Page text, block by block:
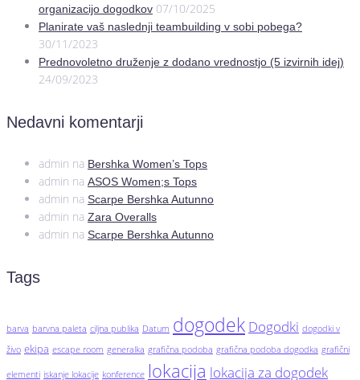
organizacijo dogodkov 07/10/2025
Planirate vaš naslednji teambuilding v sobi pobega?
30/11/2023
Prednovoletno druženje z dodano vrednostjo (5 izvirnih idej)
24/09/2023
Nedavni komentarji
admin na Bershka Women’s Tops
admin na ASOS Women;s Tops
admin na Scarpe Bershka Autunno
admin na Zara Overalls
admin na Scarpe Bershka Autunno
Tags
barva barvna paleta ciljna publika Datum dogodek Dogodki dogodki v
živo ekipa escape room generalka grafična podoba grafična podoba dogodka grafični
elementi iskanje lokacije konference lokacija lokacija za dogodek